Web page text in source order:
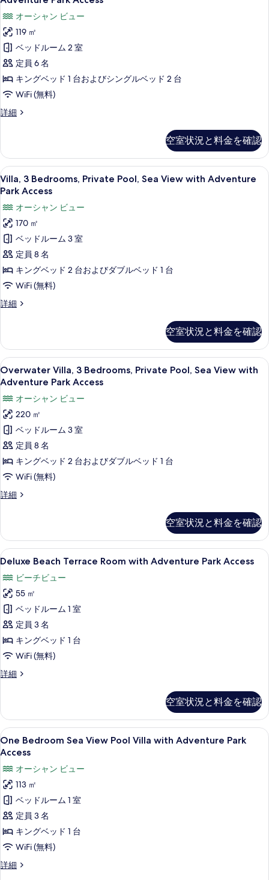
の
写
真
を
表
示
す
る
Park
Access
の
詳
細
Bedrooms,
Private
Pool,
Sea
View
with
Adventure
Park
す
べ
て
の
写
真
を
表
示
す
オーシャン ビュー
119 ㎡
ベッドルーム 2 室
定員 6 名
キングベッド 1 台およびシングルベッド 2 台
WiFi (無料)
詳細
Luxury
Private
Pool,
Sea
View
Adventure
Park
Access
の
詳
空室状況と料金を確認
Villa,
3
Private
Pool,
Sea
View
with
Adventure
Park
Access
す
べ
て
の
写
真
を
表
示
す
る
Villa, 3 Bedrooms, Private Pool, Sea
2
Villa, 3 Bedrooms, Private Pool, Sea View with Adventure
Park Access
オーシャン ビュー
170 ㎡
ベッドルーム 3 室
定員 8 名
キングベッド 2 台およびダブルベッド 1 台
WiFi (無料)
詳細
Villa,
Pool,
Sea
View
with
Park
Access
の
詳
細
空室状況と料金を確認
Overwater
Villa,
Bedrooms,
Private
Pool,
Sea
View
with
Adventure
Park
す
べ
て
の
写
真
を
表
示
Overwater Villa, 3 Bedrooms, Private
3
Overwater Villa, 3 Bedrooms, Private Pool, Sea View with
Adventure Park Access
オーシャン ビュー
220 ㎡
ベッドルーム 3 室
定員 8 名
キングベッド 2 台およびダブルベッド 1 台
WiFi (無料)
詳細
Overwater
Private
Pool,
Sea
with
Adventure
Park
Access
の
詳
細
空室状況と料金を確認
Deluxe
Beach
Terrace
Room
with
Adventure
Park
Access
す
て
の
写
真
を
表
示
す
る
Deluxe Beach Terrace Room with
1
Deluxe Beach Terrace Room with Adventure Park Access
ビーチビュー
55 ㎡
ベッドルーム 1 室
定員 3 名
キングベッド 1 台
WiFi (無料)
詳細
Deluxe
with
Adventure
Park
Access
詳
細
空室状況と料金を確認
One
Bedroom
View
Pool
Villa
with
Adventure
Park
Access
の
One Bedroom Sea View Pool Villa
2
One Bedroom Sea View Pool Villa with Adventure Park
Access
オーシャン ビュー
113 ㎡
ベッドルーム 1 室
定員 3 名
キングベッド 1 台
WiFi (無料)
詳細
One